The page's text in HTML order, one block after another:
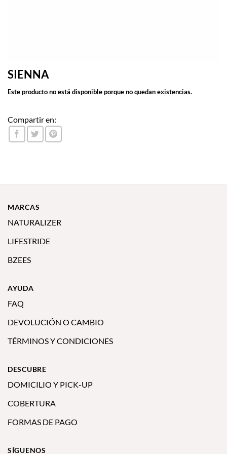
SIENNA
Este producto no está disponible porque no quedan existencias.
Compartir en:
MARCAS
NATURALIZER
LIFESTRIDE
BZEES
AYUDA
FAQ
DEVOLUCIÓN O CAMBIO
TÉRMINOS Y CONDICIONES
DESCUBRE
DOMICILIO Y PICK-UP
COBERTURA
FORMAS DE PAGO
SÍGUENOS